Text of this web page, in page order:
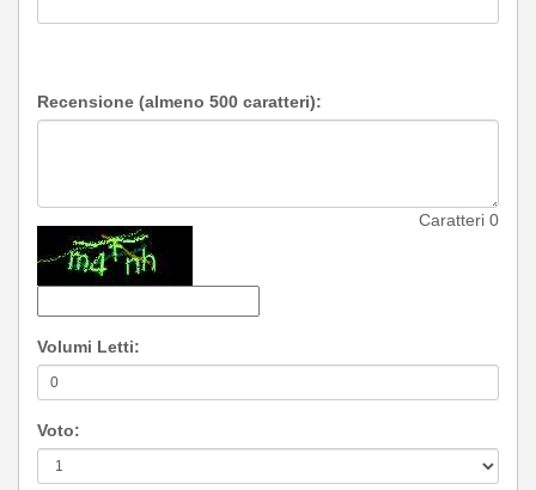
Recensione (almeno 500 caratteri):
Caratteri 0
Volumi Letti:
Voto: